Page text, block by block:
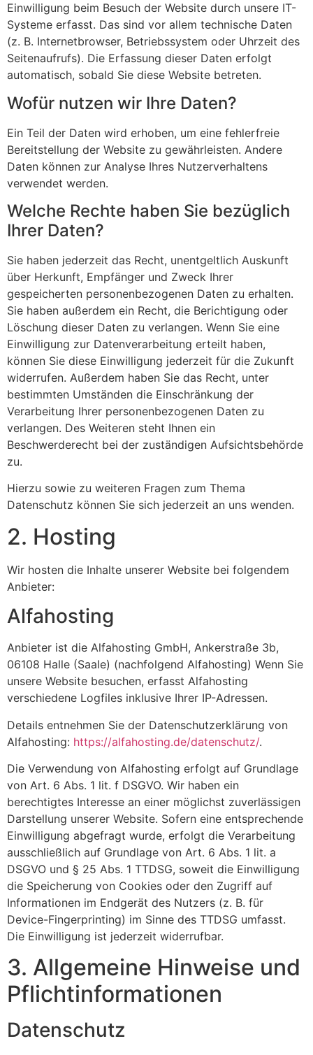
Einwilligung beim Besuch der Website durch unsere IT-
Systeme erfasst. Das sind vor allem technische Daten
(z. B. Internetbrowser, Betriebssystem oder Uhrzeit des
Seitenaufrufs). Die Erfassung dieser Daten erfolgt
automatisch, sobald Sie diese Website betreten.
Wofür nutzen wir Ihre Daten?
Ein Teil der Daten wird erhoben, um eine fehlerfreie
Bereitstellung der Website zu gewährleisten. Andere
Daten können zur Analyse Ihres Nutzerverhaltens
verwendet werden.
Welche Rechte haben Sie bezüglich
Ihrer Daten?
Sie haben jederzeit das Recht, unentgeltlich Auskunft
über Herkunft, Empfänger und Zweck Ihrer
gespeicherten personenbezogenen Daten zu erhalten.
Sie haben außerdem ein Recht, die Berichtigung oder
Löschung dieser Daten zu verlangen. Wenn Sie eine
Einwilligung zur Datenverarbeitung erteilt haben,
können Sie diese Einwilligung jederzeit für die Zukunft
widerrufen. Außerdem haben Sie das Recht, unter
bestimmten Umständen die Einschränkung der
Verarbeitung Ihrer personenbezogenen Daten zu
verlangen. Des Weiteren steht Ihnen ein
Beschwerderecht bei der zuständigen Aufsichtsbehörde
zu.
Hierzu sowie zu weiteren Fragen zum Thema
Datenschutz können Sie sich jederzeit an uns wenden.
2. Hosting
Wir hosten die Inhalte unserer Website bei folgendem
Anbieter:
Alfahosting
Anbieter ist die Alfahosting GmbH, Ankerstraße 3b,
06108 Halle (Saale) (nachfolgend Alfahosting) Wenn Sie
unsere Website besuchen, erfasst Alfahosting
verschiedene Logfiles inklusive Ihrer IP-Adressen.
Details entnehmen Sie der Datenschutzerklärung von
Alfahosting: https://alfahosting.de/datenschutz/.
Die Verwendung von Alfahosting erfolgt auf Grundlage
von Art. 6 Abs. 1 lit. f DSGVO. Wir haben ein
berechtigtes Interesse an einer möglichst zuverlässigen
Darstellung unserer Website. Sofern eine entsprechende
Einwilligung abgefragt wurde, erfolgt die Verarbeitung
ausschließlich auf Grundlage von Art. 6 Abs. 1 lit. a
DSGVO und § 25 Abs. 1 TTDSG, soweit die Einwilligung
die Speicherung von Cookies oder den Zugriff auf
Informationen im Endgerät des Nutzers (z. B. für
Device-Fingerprinting) im Sinne des TTDSG umfasst.
Die Einwilligung ist jederzeit widerrufbar.
3. Allgemeine Hinweise und
Pflicht­informationen
Datenschutz